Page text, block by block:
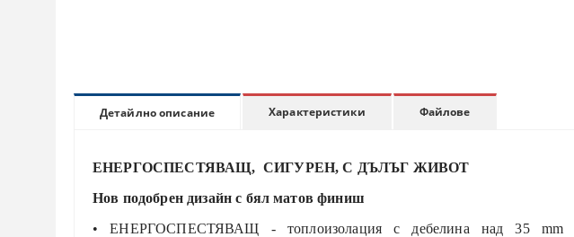
Детайлно описание Характеристики Файлове
ЕНЕРГОСПЕСТЯВАЩ, СИГУРЕН, С ДЪЛЪГ ЖИВОТ
Нов подобрен дизайн с бял матов финиш
• ЕНЕРГОСПЕСТЯВАЩ - топлоизолацияс дебелина над35 mm